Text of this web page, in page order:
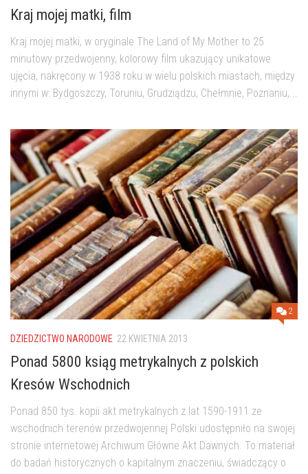
Kraj mojej matki, film
Kraj mojej matki, w oryginale The Land of My Mother to 25
minutowy przedwojenny, kolorowy film ukazujący unikatowe
ujęcia, nakręcony w 1938 roku w wielu polskich miastach, między
innymi w: Bydgoszczy, Toruniu, Grudziądzu, Chełmnie, Poznaniu,...
2
DZIEDZICTWO NARODOWE 22 KWIETNIA 2013
Ponad 5800 ksiąg metrykalnych z polskich
Kresów Wschodnich
Ponad 850 tys. kopii akt metrykalnych z lat 1590-1911 ze
wschodnich terenów przedwojennej Polski udostępniło na swojej
stronie internetowej Archiwum Główne Akt Dawnych. To materiał
do badań historycznych o kapitalnym znaczeniu, świadczący o